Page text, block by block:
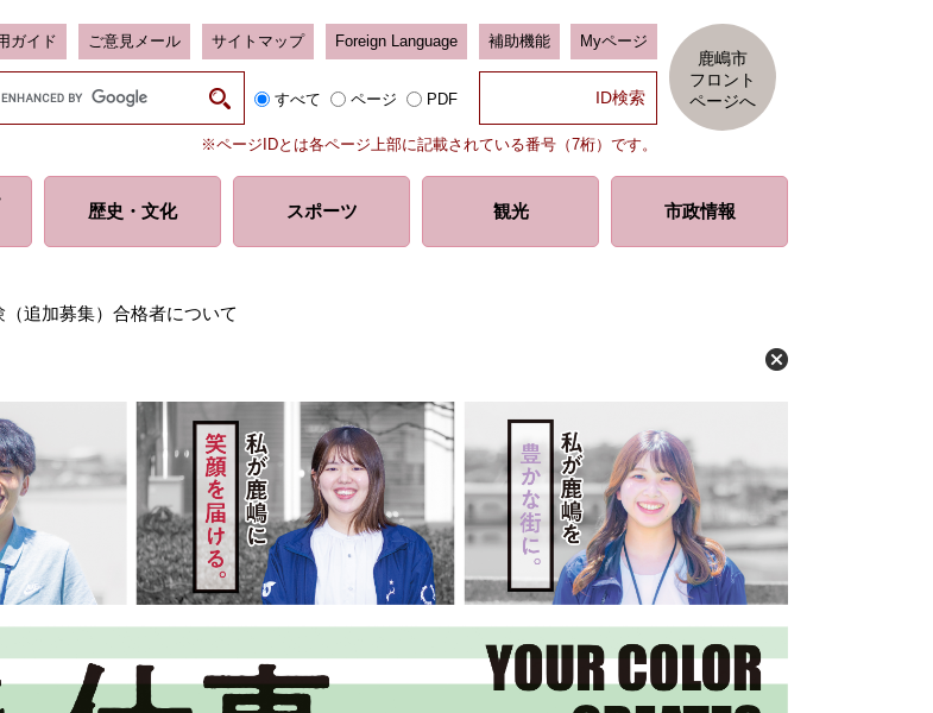
ガイド ご意見メール サイトマップ Foreign Language 補助機能 Myページ
すべて ページ PDF
※ページIDとは各ページ上部に記載されている番号（7桁）です。
鹿嶋市
フロント
ページへ
歴史・ 文化 スポーツ 観光 市政情報
追加募集）合格者について